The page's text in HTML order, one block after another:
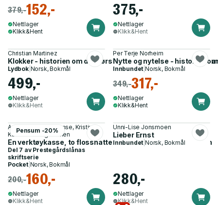
379,-152,-
Nettlager
Klikk&Hent
375,-
Nettlager
Klikk&Hent
Christian Martinez
Klokker - historien om de største merkene og mest ikoniske
Lydbok| Norsk, Bokmål
499,-
Nettlager
Klikk&Hent
Per Terje Norheim
Nytte og nytelse - historien
Innbundet |Norsk, Bokmål
349,-317,-
Nettlager
Klikk&Hent
Pensum -20%
Anders Benberg Gimse, Kristine
Kaasa Moe og 1 annen
En verktøykasse, to flosshatter og litt til - Kaasensamlingen
Del 7 av Prestegårdslånas
skriftserie
Pocket| Norsk, Bokmål
200,-160,-
Nettlager
Klikk&Hent
Unni-Lise Jonsmoen
Lieber Ernst
Innbundet |Norsk, Bokmål
280,-
Nettlager
Klikk&Hent